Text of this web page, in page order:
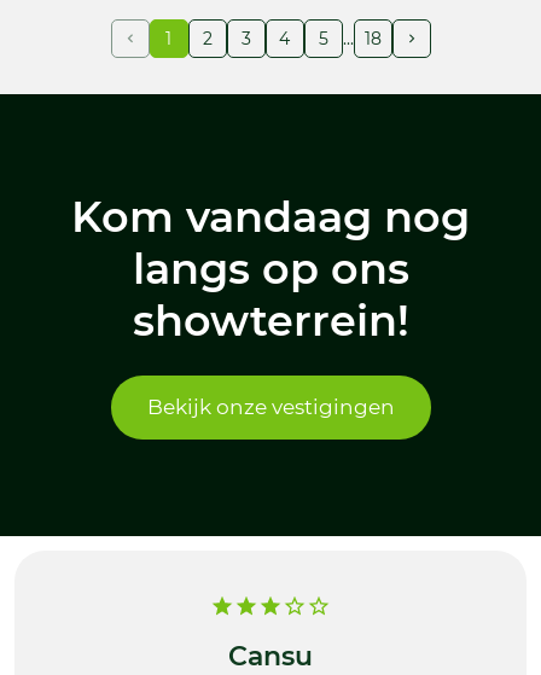
1 2 3 4 5 18
Kom vandaag nog
langs op ons
showterrein!
Bekijk onze vestigingen
Cansu